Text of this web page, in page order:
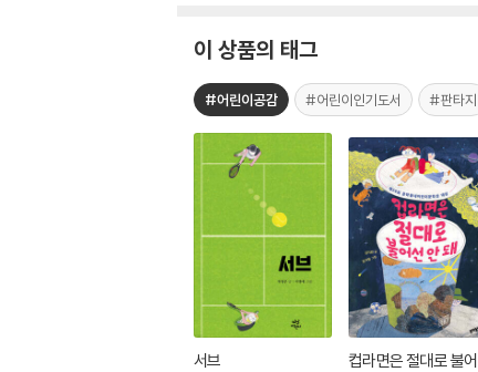
이 상품의 태그
#어린이공감 #어린이인기도서 #판타지
서브
컵라면은 절대로 불어